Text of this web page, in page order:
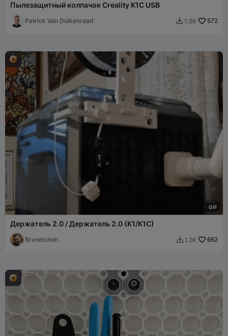
Пылезащитный колпачок Creality K1C USB
Patrick Van Dulkenraad  1.3K 572
GIF
Держатель 2.0 / Держатель 2.0 (K1/K1C)
Bruneichon  1.2K 662